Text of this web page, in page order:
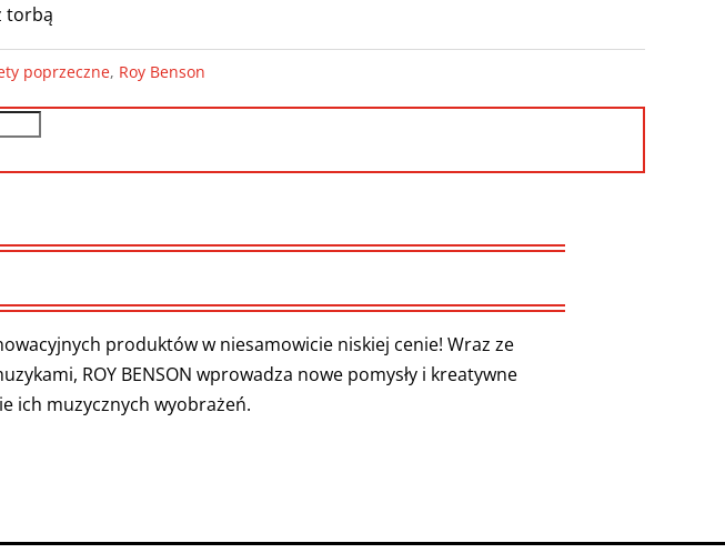
torbą
poprzeczne, Roy Benson
produktów w niesamowicie niskiej cenie! Wraz ze
ROY BENSON wprowadza nowe pomysły i kreatywne
ich muzycznych wyobrażeń.